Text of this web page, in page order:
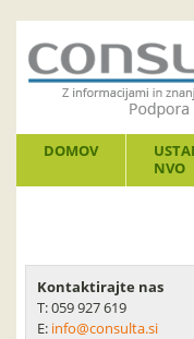
DOMOV
NVO
Kontaktirajte nas
T: 059 927 619
E: info@consulta.si